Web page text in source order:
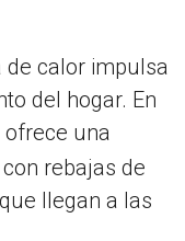
de calor impulsa
del hogar. En
ofrece una
rebajas de
llegan a las